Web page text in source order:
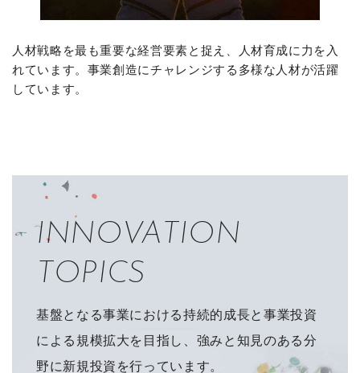
人材戦略を最も重要な経営要素と捉え、人材育成に力を入
れています。事業創造にチャレンジする多様な人材が活躍
しています。
INNOVATION
TOPICS
基盤となる事業における持続的成長と事業投資
による規模拡大を目指し、 強みと知見のある分
野に新規投資を行っています。